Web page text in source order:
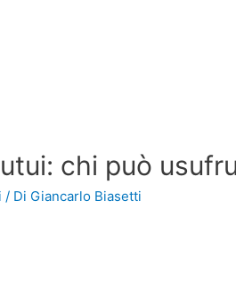
chi può
/ Di Giancarlo Biasetti